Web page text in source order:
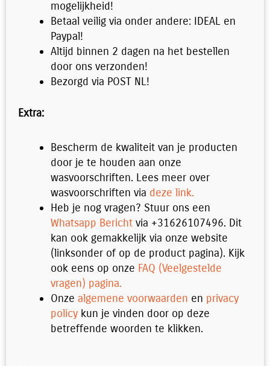
mogelijkheid!
Betaal veilig via onder andere: IDEAL en
Paypal!
Altijd binnen 2 dagen na het bestellen
door ons verzonden!
Bezorgd via POST NL!
Extra:
Bescherm de kwaliteit van je producten
door je te houden aan onze
wasvoorschriften. Lees meer over
wasvoorschriften via deze link.
Heb je nog vragen? Stuur ons een
Whatsapp Bericht via +31626107496. Dit
kan ook gemakkelijk via onze website
(linksonder of op de product pagina). Kijk
ook eens op onze FAQ (Veelgestelde
vragen) pagina.
Onze algemene voorwaarden en privacy
policy kun je vinden door op deze
betreffende woorden te klikken.